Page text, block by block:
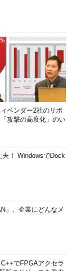
ベンダー2社のリポ
攻撃の高度化」のい
夫！ WindowsでDock
」、企業にどんなメ
でFPGAアクセラ